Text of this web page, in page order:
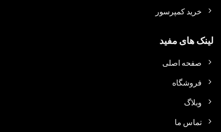
خرید کمپرسور
لینک های مفید
صفحه اصلی
فروشگاه
وبلاگ
تماس ما